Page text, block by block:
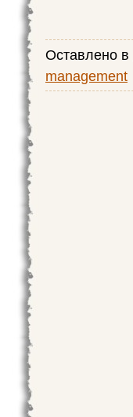
Оставлено в
management